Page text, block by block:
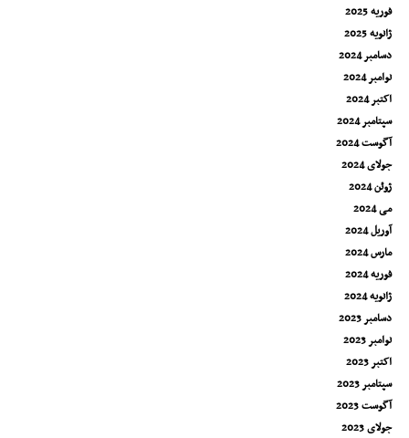
فوریه 2025
ژانویه 2025
دسامبر 2024
نوامبر 2024
اکتبر 2024
سپتامبر 2024
آگوست 2024
جولای 2024
ژوئن 2024
می 2024
آوریل 2024
مارس 2024
فوریه 2024
ژانویه 2024
دسامبر 2023
نوامبر 2023
اکتبر 2023
سپتامبر 2023
آگوست 2023
جولای 2023